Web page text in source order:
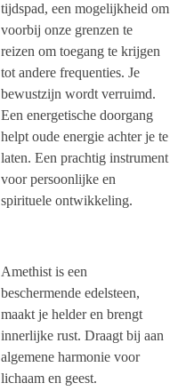
tijdspad, een mogelijkheid om
voorbij onze grenzen te
reizen om toegang te krijgen
tot andere frequenties. Je
bewustzijn wordt verruimd.
Een energetische doorgang
helpt oude energie achter je te
laten. Een prachtig instrument
voor persoonlijke en
spirituele ontwikkeling.
Amethist is een
beschermende edelsteen,
maakt je helder en brengt
innerlijke rust. Draagt bij aan
algemene harmonie voor
lichaam en geest.